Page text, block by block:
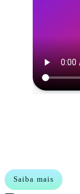
Saiba mais